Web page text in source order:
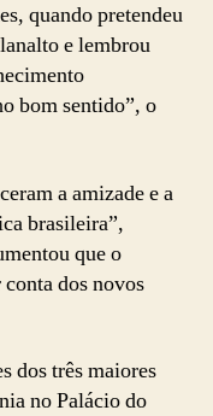
quando pretendeu
e lembrou
bom sentido”, o
a amizade e a
brasileira”,
que o
dos novos
dos três maiores
no Palácio do